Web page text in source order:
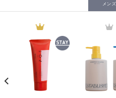
メンズ